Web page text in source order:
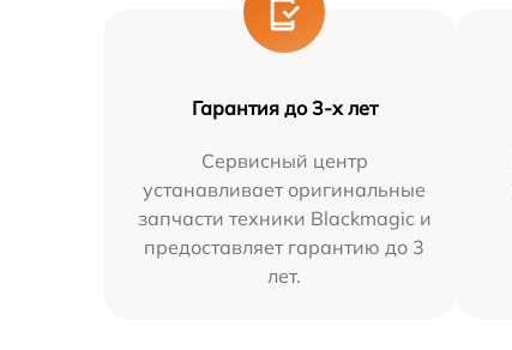
Гарантия до 3-х лет
Сервисный центр
устанавливает оригинальные
запчасти техники Blackmagic и
предоставляет гарантию до 3
лет.